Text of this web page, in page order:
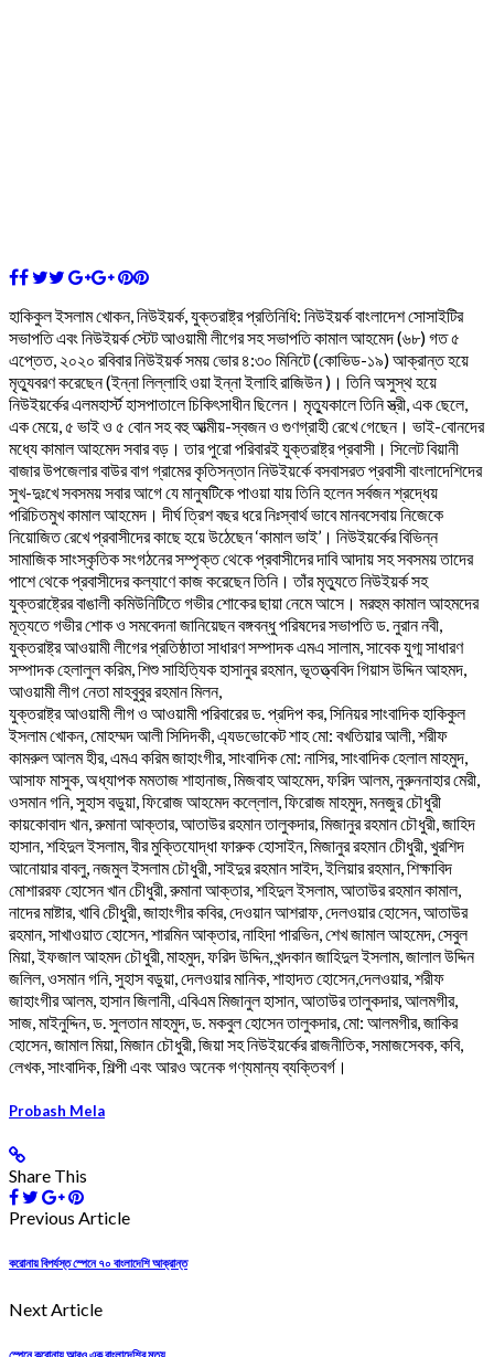
হাকিকুল ইসলাম খোকন, নিউইয়র্ক, যুক্তরাষ্ট্র প্রতিনিধি: নিউইয়র্ক বাংলাদেশ সোসাইটির
সভাপতি এবং নিউইয়র্ক স্টেট আওয়ামী লীগের সহ সভাপতি কামাল আহমেদ (৬৮) গত ৫
এপ্তেত, ২০২০ রবিবার নিউইয়র্ক সময় ভোর ৪:৩০ মিনিটে (কোভিড-১৯) আক্রান্ত হয়ে
মৃত্যুবরণ করেছেন (ইন্না লিল্লাহি ওয়া ইন্না ইলাহি রাজিউন )। তিনি অসুস্থ হয়ে
নিউইয়র্কের এলমহার্স্ট হাসপাতালে চিকিৎসাধীন ছিলেন। মৃত্যুকালে তিনি স্ত্রী, এক ছেলে,
এক মেয়ে, ৫ ভাই ও ৫ বোন সহ বহু আত্মীয়-স্বজন ও গুণগ্রাহী রেখে গেছেন। ভাই-বোনদের
মধ্যে কামাল আহমেদ সবার বড়। তার পুরো পরিবারই যুক্তরাষ্ট্র প্রবাসী। সিলেট বিয়ানী
বাজার উপজেলার বাউর বাগ গ্রামের কৃতিসন্তান নিউইয়র্কে বসবাসরত প্রবাসী বাংলাদেশিদের
সুখ-দুঃখে সবসময় সবার আগে যে মানুষটিকে পাওয়া যায় তিনি হলেন সর্বজন শ্রদ্ধেয়
পরিচিতমুখ কামাল আহমেদ। দীর্ঘ ত্রিশ বছর ধরে নিঃস্বার্থ ভাবে মানবসেবায় নিজেকে
নিয়োজিত রেখে প্রবাসীদের কাছে হয়ে উঠেছেন ‘কামাল ভাই’। নিউইয়র্কের বিভিন্ন
সামাজিক সাংস্কৃতিক সংগঠনের সম্পৃক্ত থেকে প্রবাসীদের দাবি আদায় সহ সবসময় তাদের
পাশে থেকে প্রবাসীদের কল্যাণে কাজ করেছেন তিনি। তাঁর মৃত্যুতে নিউইয়র্ক সহ
যুক্তরাষ্ট্রের বাঙালী কমিউনিটিতে গভীর শোকের ছায়া নেমে আসে। মরহুম কামাল আহমদের
মূত্যতে গভীর শোক ও সমবেদনা জানিয়েছন বঙ্গবন্ধু পরিষদের সভাপতি ড. নুরান নবী,
যুক্তরাষ্ট্র আওয়ামী লীগের প্রতিষ্ঠাতা সাধারণ সম্পাদক এমএ সালাম, সাবেক যুগ্ম সাধারণ
সম্পাদক হেলালুল করিম, শিশু সাহিত্যিক হাসানুর রহমান, ভূতত্ত্ববিদ গিয়াস উদ্দিন আহমদ,
আওয়ামী লীগ নেতা মাহবুবুর রহমান মিলন,
যুক্তরাষ্ট্র আওয়ামী লীগ ও আওয়ামী পরিবারের ড. প্রদিপ কর, সিনিয়র সাংবাদিক হাকিকুল
ইসলাম খোকন, মোহম্মদ আলী সিদিদকী, এ্যডভোকেট শাহ মো: বখতিয়ার আলী, শরীফ
কামরুল আলম হীর, এমএ করিম জাহাংগীর, সাংবাদিক মো: নাসির, সাংবাদিক হেলাল মাহমুদ,
আসাফ মাসুক, অধ্যাপক মমতাজ শাহানাজ, মিজবাহ আহমেদ, ফরিদ আলম, নুরুননাহার মেরী,
ওসমান গনি, সুহাস বডুয়া, ফিরোজ আহমেদ কল্লোল, ফিরোজ মাহমুদ, মনজুর চৌধুরী
কায়কোবাদ খান, রুমানা আক্তার, আতাউর রহমান তালুকদার, মিজানুর রহমান চৌধুরী, জাহিদ
হাসান, শহিদুল ইসলাম, বীর মুক্তিযোদ্ধা ফারুক হোসাইন, মিজানুর রহমান চেীধুরী, খুরশিদ
আনোয়ার বাবলু, নজমুল ইসলাম চৌধুরী, সাইদুর রহমান সাইদ, ইলিয়ার রহমান, শিক্ষাবিদ
মোশাররফ হোসেন খান চেীধুরী, রুমানা আক্তার, শহিদুল ইসলাম, আতাউর রহমান কামাল,
নাদের মাষ্টার, খাবি চেীধুরী, জাহাংগীর কবির, দেওয়ান আশরাফ, দেলওয়ার হোসেন, আতাউর
রহমান, সাখাওয়াত হোসেন, শারমিন আক্তার, নাহিদা পারভিন, শেখ জামাল আহমেদ, সেবুল
মিয়া, ইফজাল আহমদ চৌধুরী, মাহমুদ, ফরিদ উদ্দিন, খন্দকান জাহিদুল ইসলাম, জালাল উদ্দিন
জলিল, ওসমান গনি, সুহাস বডুয়া, দেলওয়ার মানিক, শাহাদত হোসেন,দেলওয়ার, শরীফ
জাহাংগীর আলম, হাসান জিলানী, এবিএম মিজানুল হাসান, আতাউর তালুকদার, আলমগীর,
সাজ, মাইনুদ্দিন, ড. সুলতান মাহমুদ, ড. মকবুল হোসেন তালুকদার, মো: আলমগীর, জাকির
হোসেন, জামাল মিয়া, মিজান চৌধুরী, জিয়া সহ নিউইয়র্কের রাজনীতিক, সমাজসেবক, কবি,
লেখক, সাংবাদিক, শিল্পী এবং আরও অনেক গণ্যমান্য ব্যক্তিবর্গ।
Probash Mela
Share This
Previous Article
করোনায় বিপর্যস্ত স্পেনে ৭০ বাংলাদেশি আক্রান্ত
Next Article